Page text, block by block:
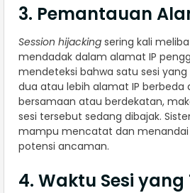
3. Pemantauan
Session hijacking sering kali
mendadak dalam alamat IP
mendeteksi bahwa satu sesi
dua atau lebih alamat IP berbeda
bersamaan atau berdekatan,
sesi tersebut sedang dibajak.
mampu mencatat dan menandai
potensi ancaman.
4. Waktu Sesi